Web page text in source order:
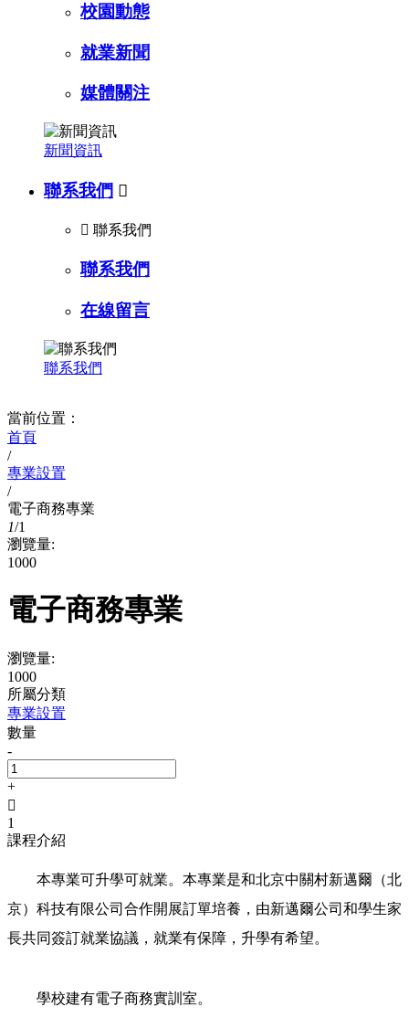
校園動態
就業新聞
媒體關注
新聞資訊
聯系我們 
 聯系我們
聯系我們
在線留言
聯系我們
當前位置：
首頁
/
專業設置
/
電子商務專業
1/1
瀏覽量:
1000
電子商務專業
瀏覽量:
1000
所屬分類
專業設置
數量
-
+

1
課程介紹
本專業可升學可就業。本專業是和北京中關村新邁爾（北
京）科技有限公司合作開展訂單培養，由新邁爾公司和學生家
長共同簽訂就業協議，就業有保障，升學有希望。
學校建有電子商務實訓室。